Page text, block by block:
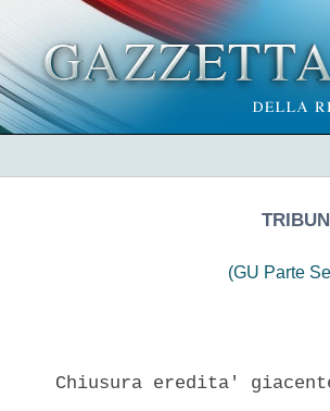
(GU Parte
Chiusura eredita'